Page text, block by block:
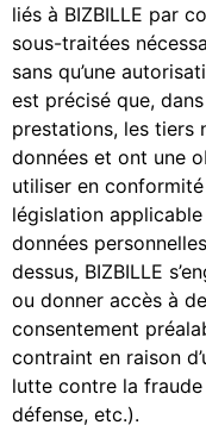
liés à BIZBILLE par
sous-traitées
sans qu’une
est précisé que,
prestations, les tiers
données et ont une
utiliser en
législation
données
dessus, BIZBILLE
ou donner accès à
consentement
contraint en raison
lutte contre la fraude
défense, etc.).